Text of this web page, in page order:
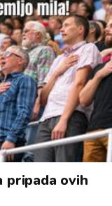
pripada ovih